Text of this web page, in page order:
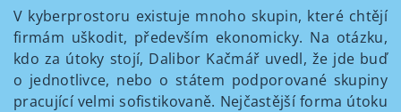
V kyberprostoru existuje mnoho skupin, které chtějí
firmám uškodit, především ekonomicky. Na otázku,
kdo za útoky stojí, Dalibor Kačmář uvedl, že jde buď
o jednotlivce, nebo o státem podporované skupiny
pracující velmi sofistikovaně. Nejčastější forma útoku